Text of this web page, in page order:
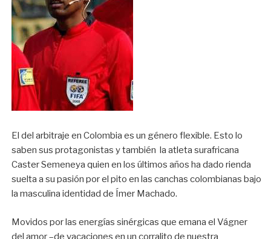
El del arbitraje en Colombia es un género flexible. Esto lo
saben sus protagonistas y también la atleta surafricana
Caster Semeneya quien en los últimos años ha dado rienda
suelta a su pasión por el pito en las canchas colombianas bajo
la masculina identidad de Ímer Machado.
Movidos por las energías sinérgicas que emana el Vágner
del amor –de vacaciones en un corralito de nuestra